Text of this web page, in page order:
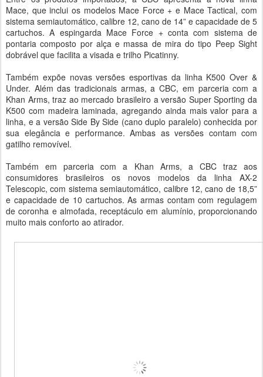
Mace, que inclui os modelos Mace Force + e Mace Tactical, com
sistema semiautomático, calibre 12, cano de 14” e capacidade de 5
cartuchos. A espingarda Mace Force + conta com sistema de
pontaria composto por alça e massa de mira do tipo Peep Sight
dobrável que facilita a visada e trilho Picatinny.
Também expõe novas versões esportivas da linha K500 Over &
Under. Além das tradicionais armas, a CBC, em parceria com a
Khan Arms, traz ao mercado brasileiro a versão Super Sporting da
K500 com madeira laminada, agregando ainda mais valor para a
linha, e a versão Side By Side (cano duplo paralelo) conhecida por
sua elegância e performance. Ambas as versões contam com
gatilho removível.
Também em parceria com a Khan Arms, a CBC traz aos
consumidores brasileiros os novos modelos da linha AX-2
Telescopic, com sistema semiautomático, calibre 12, cano de 18,5”
e capacidade de 10 cartuchos. As armas contam com regulagem
de coronha e almofada, receptáculo em alumínio, proporcionando
muito mais conforto ao atirador.